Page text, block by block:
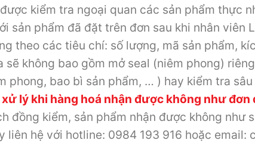
kiểm tra ngoại quan các sản phẩm thực
sản phẩm đã đặt trên đơn sau khi nhân viên
theo các tiêu chí: số lượng, mã sản phẩm,
sẽ không bao gồm mở seal (niêm phong)
phong, bao bì sản phẩm, … ) hay kiểm tra
lý khi hàng hoá nhận được không như đơn
đồng kiểm, sản phẩm nhận được không như
liên hệ với hotline: 0984 193 916 hoặc